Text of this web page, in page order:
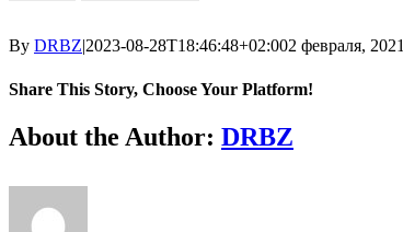
By DRBZ|2023-08-28T18:46:48+02:002 февраля, 2021
Share This Story, Choose Your Platform!
About the Author: DRBZ